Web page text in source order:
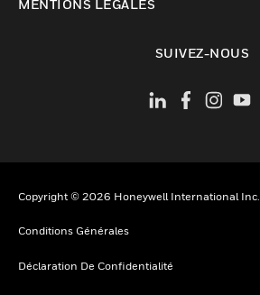
MENTIONS LÉGALES
SUIVEZ-NOUS
Copyright © 2026 Honeywell International Inc.
Conditions Générales
Déclaration De Confidentialité